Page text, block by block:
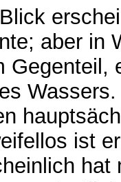
aber in
Gegenteil,
ist